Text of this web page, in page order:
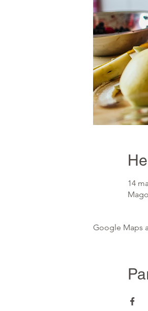
14
Google Maps